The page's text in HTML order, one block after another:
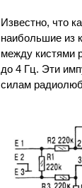
Известно, что
наибольшие из
между кистями
до 4 Гц. Эти
силам